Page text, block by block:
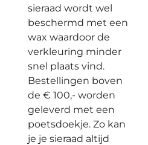
sieraad wordt wel
beschermd met een
wax waardoor de
verkleuring minder
snel plaats vind.
Bestellingen boven
de € 100,- worden
geleverd met een
poetsdoekje. Zo kan
je je sieraad altijd